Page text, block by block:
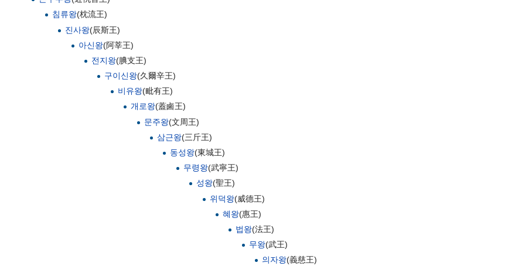
침류왕(枕流王)
진사왕(辰斯王)
아신왕(阿莘王)
전지왕(腆支王)
구이신왕(久爾辛王)
비유왕(毗有王)
개로왕(蓋鹵王)
문주왕(文周王)
삼근왕(三斤王)
동성왕(東城王)
무령왕(武寧王)
성왕(聖王)
위덕왕(威德王)
혜왕(惠王)
법왕(法王)
무왕(武王)
의자왕(義慈王)